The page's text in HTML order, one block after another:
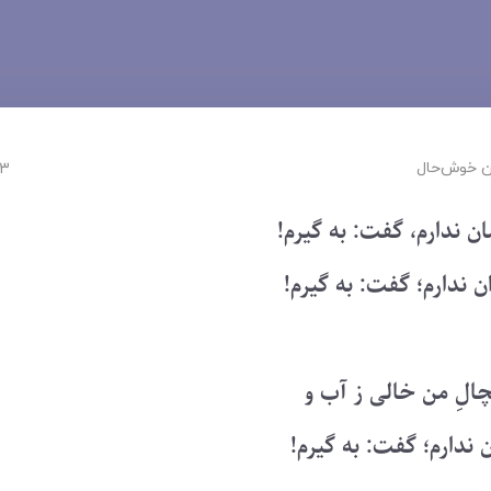
‌خوش‌حال 13
ندارم، گفت: به گیرم!
ندارم؛ گفت: به گیرم!
من خالی ز آب و
ندارم؛ گفت: به گیرم!